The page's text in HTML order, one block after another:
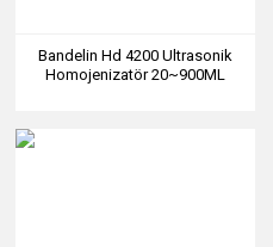
Bandelin Hd 4200 Ultrasonik
Homojenizatör 20~900ML